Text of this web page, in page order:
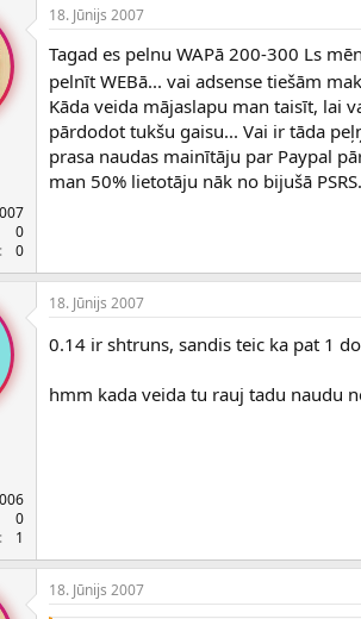
0
0
18. Jūnijs 2007
Tagad es pelnu WAPā 200-300 Ls
pelnīt WEBā... vai adsense tiešām
Kāda veida mājaslapu man taisīt, lai
pārdodot tukšu gaisu... Vai ir tāda
prasa naudas mainītāju par Paypal
man 50% lietotāju nāk no bijušā
0
1
18. Jūnijs 2007
0.14 ir shtruns, sandis teic ka pat 1
hmm kada veida tu rauj tadu naudu
18. Jūnijs 2007